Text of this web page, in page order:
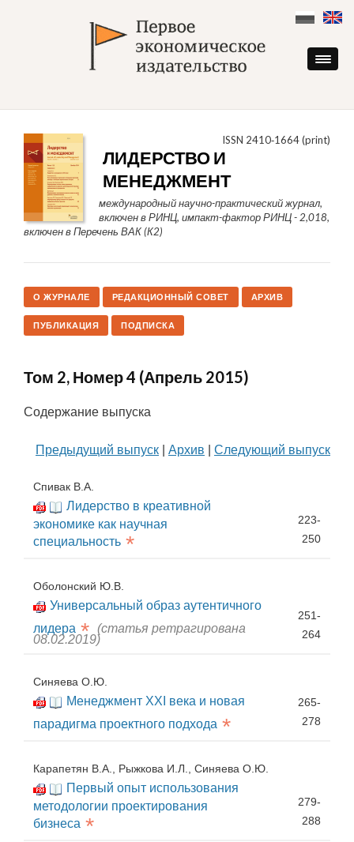
content
ISSN 2410‑1664 (print)
ЛИДЕРСТВО И
МЕНЕДЖМЕНТ
международный научно-практический журнал,
включен в РИНЦ, импакт-фактор РИНЦ - 2,018,
включен в Перечень ВАК (К2)
О ЖУРНАЛЕ РЕДАКЦИОННЫЙ СОВЕТ АРХИВ
ПУБЛИКАЦИЯ ПОДПИСКА
Том 2, Номер 4 (Апрель 2015)
Содержание выпуска
Предыдущий выпуск Архив Следующий выпуск
Спивак В.А.
Лидерство в креативной
экономике как научная
специальность *
223-
250
Оболонский Ю.В.
Универсальный образ аутентичного
лидера * (статья ретрагирована
08.02.2019)
251-
264
Синяева О.Ю.
Менеджмент XXI века и новая
парадигма проектного подхода *
265-
278
Карапетян В.А., Рыжкова И.Л., Синяева О.Ю.
Первый опыт использования
методологии проектирования
бизнеса *
279-
288